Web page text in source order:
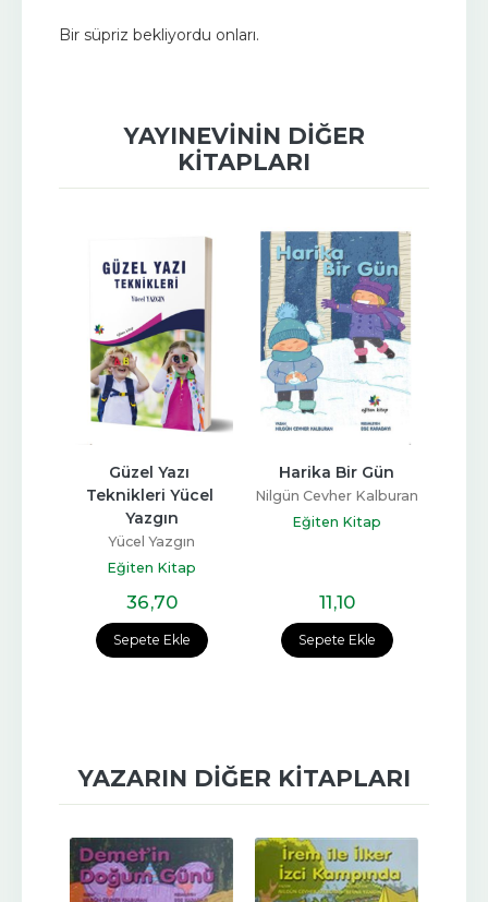
Bir süpriz bekliyordu onları.
YAYINEVININ DIĞER
KITAPLARI
Sepete Ekle
Güzel Yazı
Teknikleri Yücel
Yazgın
Yücel Yazgın
Eğiten Kitap
36,70
Sepete Ekle
Harika Bir Gün
Nilgün Cevher Kalburan
Eğiten Kitap
11,10
YAZARIN DIĞER KITAPLARI